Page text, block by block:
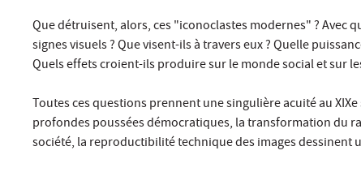
Que détruisent, alors, ces "iconoclastes modernes" ? Avec
signes visuels ? Que visent-ils à travers eux ? Quelle
Quels effets croient-ils produire sur le monde social et sur
Toutes ces questions prennent une singulière acuité au
profondes poussées démocratiques, la transformation du
société, la reproductibilité technique des images dessinent